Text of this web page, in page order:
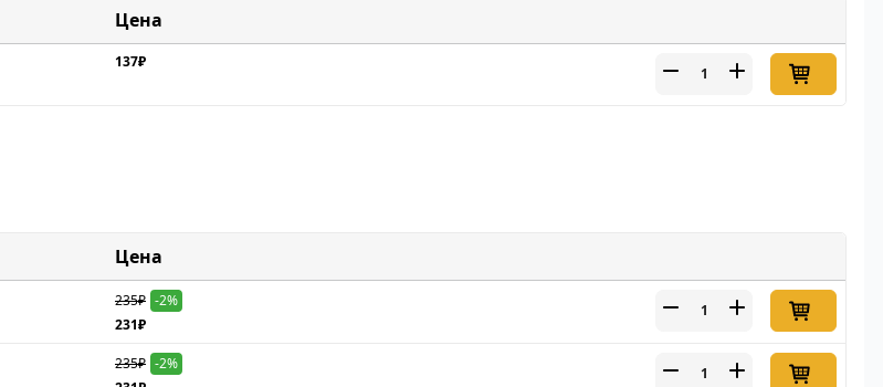
Цена
137₽
Цена
235₽ -2%
231₽
235₽ -2%